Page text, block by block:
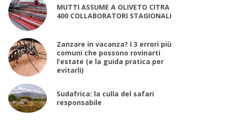
MUTTI ASSUME A OLIVETO CITRA
400 COLLABORATORI STAGIONALI
Zanzare in vacanza? I 3 errori più
comuni che possono rovinarti
l’estate (e la guida pratica per
evitarli)
Sudafrica: la culla del safari
responsabile